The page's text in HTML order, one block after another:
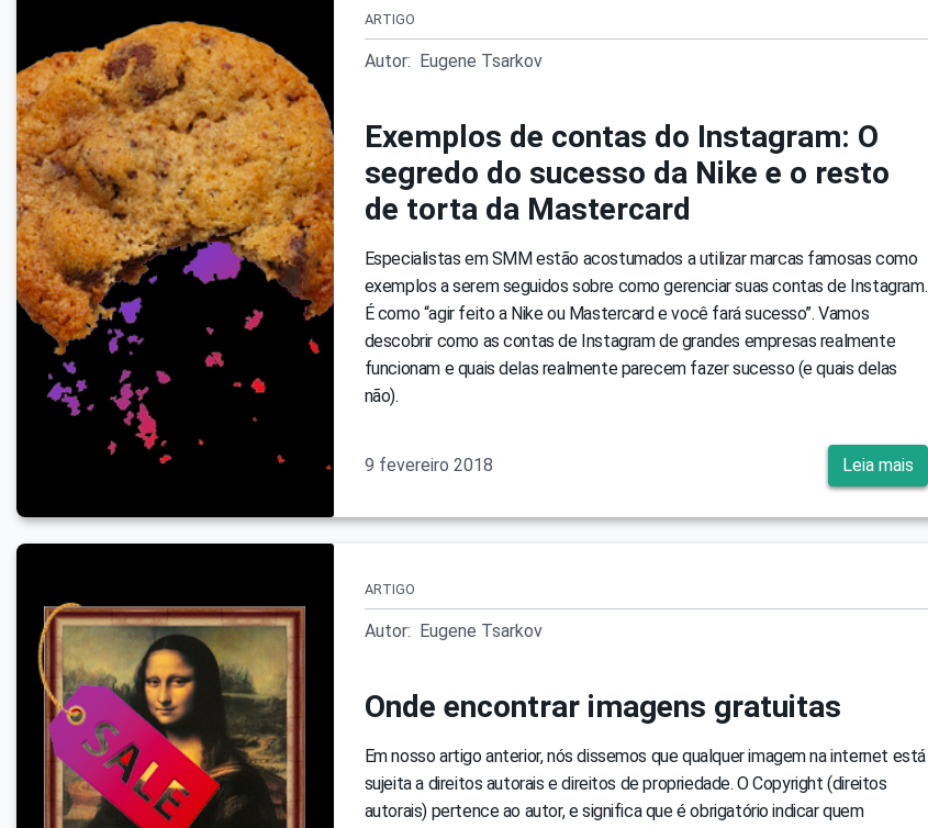
ARTIGO
Autor: Eugene Tsarkov
Exemplos de contas do Instagram: O
segredo do sucesso da Nike e o resto
de torta da Mastercard
Especialistas em SMM estão acostumados a utilizar marcas famosas como
exemplos a serem seguidos sobre como gerenciar suas contas de Instagram.
É como “agir feito a Nike ou Mastercard e você fará sucesso”. Vamos
descobrir como as contas de Instagram de grandes empresas realmente
funcionam e quais delas realmente parecem fazer sucesso (e quais delas
não).
9 fevereiro 2018 Leia mais
ARTIGO
Autor: Eugene Tsarkov
Onde encontrar imagens gratuitas
Em nosso artigo anterior, nós dissemos que qualquer imagem na internet está
sujeita a direitos autorais e direitos de propriedade. O Copyright (direitos
autorais) pertence ao autor, e significa que é obrigatório indicar quem